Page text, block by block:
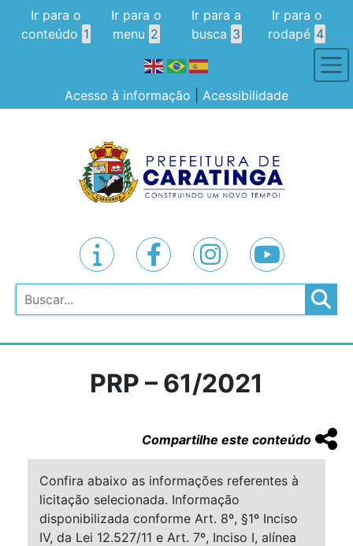
Ir para o
conteúdo 1
Ir para o
menu 2
Ir para a
busca 3
Ir para o
rodapé 4
Acesso à informação Acessibilidade
Pesquisar
PRP – 61/2021
Compartilhe este conteúdo
Confira abaixo as informações referentes à
licitação selecionada. Informação
disponibilizada conforme Art. 8º, §1º Inciso
IV, da Lei 12.527/11 e Art. 7º, Inciso I, alínea